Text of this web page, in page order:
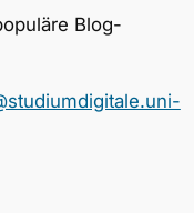
Blog-